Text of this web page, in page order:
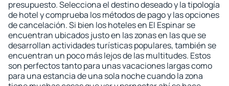
presupuesto. Selecciona el destino deseado y la tipología
de hotel y comprueba los métodos de pago y las opciones
de cancelación. Si bien los hoteles en El Espinar se
encuentran ubicados justo en las zonas en las que se
desarrollan actividades turísticas populares, también se
encuentran un poco más lejos de las multitudes. Estos
son perfectos tanto para unas vacaciones largas como
para una estancia de una sola noche cuando la zona